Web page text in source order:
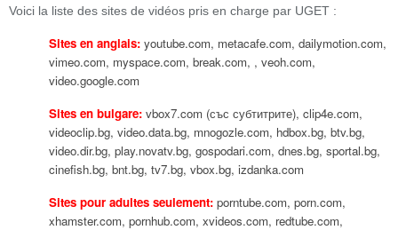
Voici la liste des sites de vidéos pris en charge par UGET :
Sites en anglais: youtube.com, metacafe.com, dailymotion.com,
vimeo.com, myspace.com, break.com, , veoh.com,
video.google.com
Sites en bulgare: vbox7.com (със субтитрите), clip4e.com,
videoclip.bg, video.data.bg, mnogozle.com, hdbox.bg, btv.bg,
video.dir.bg, play.novatv.bg, gospodari.com, dnes.bg, sportal.bg,
cinefish.bg, bnt.bg, tv7.bg, vbox.bg, izdanka.com
Sites pour adultes seulement: porntube.com, porn.com,
xhamster.com, pornhub.com, xvideos.com, redtube.com,